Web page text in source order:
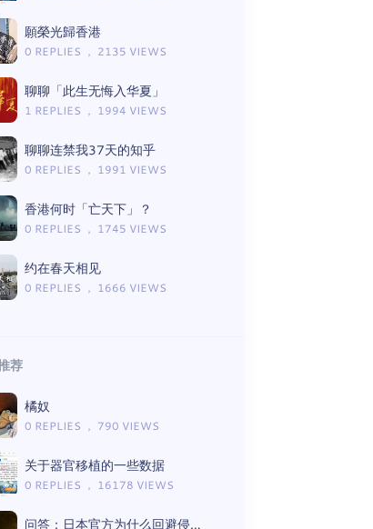
願榮光歸香港
0 REPLIES ， 2135 VIEWS
聊聊「此生无悔入华夏」
1 REPLIES ， 1994 VIEWS
聊聊连禁我37天的知乎
0 REPLIES ， 1991 VIEWS
香港何时「亡天下」？
0 REPLIES ， 1745 VIEWS
约在春天相见
0 REPLIES ， 1666 VIEWS
荐
橘奴
0 REPLIES ， 790 VIEWS
关于器官移植的一些数据
0 REPLIES ， 16178 VIEWS
问答：日本官方为什么回避侵略历史？